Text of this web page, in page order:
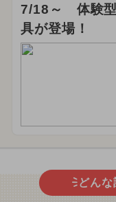
7/18～ 体験型
具が登場！
どん